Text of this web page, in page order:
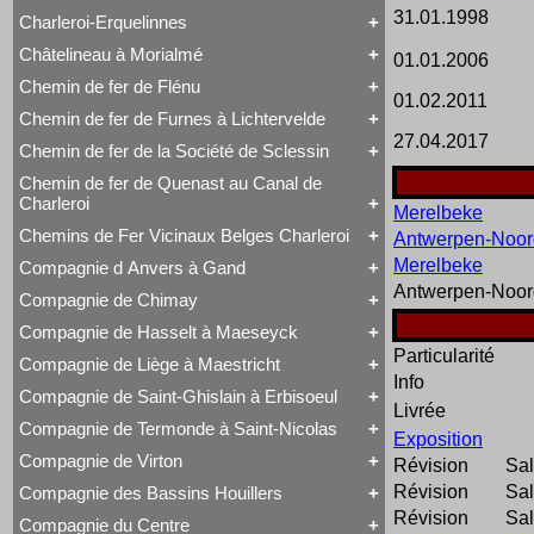
Série 73
Série 82
Class 66
DE 18
Série 27
Série 77
Tout Charleroi à Louvain
23 à 25
50 à 53
60 à 61
62 à 63
94 à 95
Charleroi-Erquelinnes
Tout Charleroi-Erquelinnes
David Joy
Saint-Léonard
Varsovie-Vienne
Châtelineau à Morialmé
Tout Châtelineau à Morialmé
42 à 44
Chemin de fer de Flénu
Tout Chemin de fer de Flénu
Chemin de fer de Flénu
Chemin de fer de Furnes à Lichtervelde
Tout Chemin de fer de Furnes à Lichtervelde
Saint-Léonard
Chemin de fer de la Société de Sclessin
Tout Chemin de fer de la Société de Sclessin
Saint-Léonard
Chemin de fer de Quenast au Canal de
Charleroi
Tout Chemin de fer de Quenast au Canal de
Charleroi
Chemin de fer de Quenast au Canal de Charleroi
Chemins de Fer Vicinaux Belges Charleroi
Tout Chemins de Fer Vicinaux Belges Charleroi
Chemins de Fer Vicinaux Belges Charleroi
Compagnie d Anvers à Gand
Tout Compagnie d Anvers à Gand
3H
4H
5H
De Ridder
Compagnie de Chimay
Tout Compagnie de Chimay
1 à 5 (Ravachol)
51-64 (Revolver)
1 à 5
120 T Nord 2.921 à 2.950
671-676 (Viennoises)
701-710 (Engerth)
711-755 (180 unités)
Engerth
G 71
Train-Tramway
Compagnie de Hasselt à Maeseyck
Tout Compagnie de Hasselt à Maeseyck
Compagnie de Hasselt à Maeseyck
Tubize Type 10
Compagnie de Liège à Maestricht
Tout Compagnie de Liège à Maestricht
Compagnie de Liège à Maestricht
Mammouth Nord-Belge
Train-Tramway
Type 28 EB
Compagnie de Saint-Ghislain à Erbisoeul
Tout Compagnie de Saint-Ghislain à Erbisoeul
Marchandises
Voyageurs
Compagnie de Termonde à Saint-Nicolas
Tout Compagnie de Termonde à Saint-Nicolas
Cockerill
Compagnie de Termonde à Saint-Nicolas
Fox, Walker & Co
Compagnie de Virton
Tout Compagnie de Virton
Compagnie de Virton
Compagnie des Bassins Houillers
Compagnie du Centre
31.01.1998
01.01.2006
01.02.2011
27.04.2017
Merelbeke
Antwerpen-
Merelbeke
Antwerpen-
Particularité
Info
Livrée
Exposition
Révision
Révision
Révision